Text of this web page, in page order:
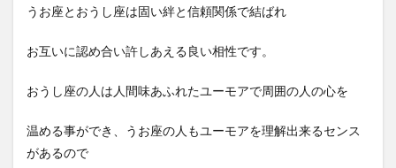
うお座とおうし座は固い絆と信頼関係で結ばれ
お互いに認め合い許しあえる良い相性です。
おうし座の人は人間味あふれたユーモアで周囲の人の心を
温める事ができ、うお座の人もユーモアを理解出来るセンス
があるので